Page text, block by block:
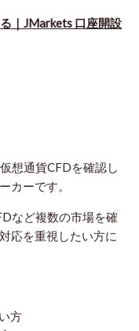
｜JMarkets 口座開設
想通貨CFDを確認し
カーです。
など複数の市場を確
応を重視したい方に
方